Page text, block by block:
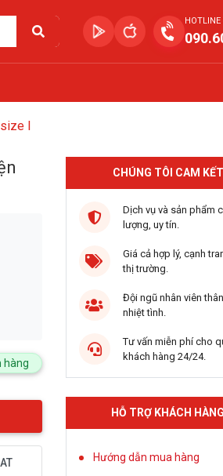
l
hàng
CHÚNG TÔI CAM KẾT
Dịch vụ và sản phẩm
lượng, uy tín.
Giá cả hợp lý, cạnh
thị trường.
Đội ngũ nhân viên
nhiệt tình.
Tư vấn miễn phí cho
khách hàng 24/24.
HỖ TRỢ KHÁCH HÀNG
Hướng dẫn mua hàng